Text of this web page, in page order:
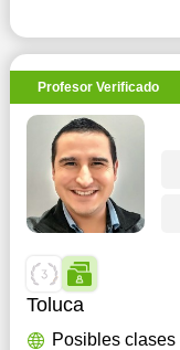
Profesor Verificado
Toluca
Posibles clases